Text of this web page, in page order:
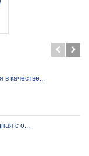
качестве...
с о...